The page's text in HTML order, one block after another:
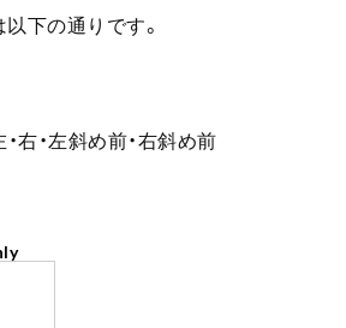
下の通りです。
右・左斜め前・右斜め前